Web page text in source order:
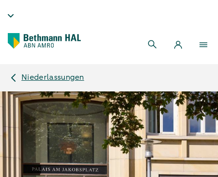
Niederlassungen